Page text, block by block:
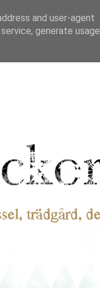
and user-agent
generate usage